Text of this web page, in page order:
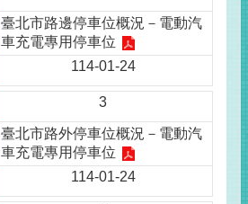
臺北市路邊停車位概況－電動汽
車充電專用停車位
114-01-24
3
臺北市路外停車位概況－電動汽
車充電專用停車位
114-01-24